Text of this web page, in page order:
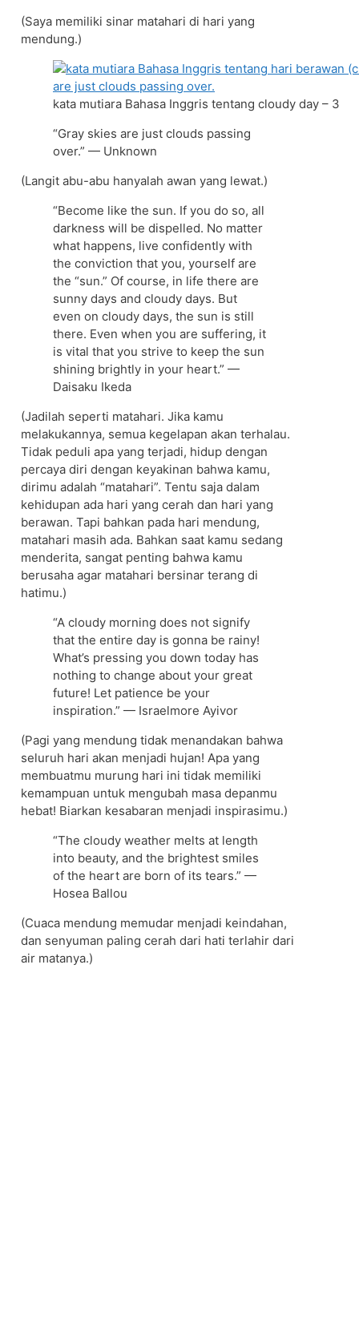
(Saya memiliki sinar matahari di hari yang
mendung.)
kata mutiara Bahasa Inggris tentang cloudy day – 3
“Gray skies are just clouds passing
over.” — Unknown
(Langit abu-abu hanyalah awan yang lewat.)
“Become like the sun. If you do so, all
darkness will be dispelled. No matter
what happens, live confidently with
the conviction that you, yourself are
the “sun.” Of course, in life there are
sunny days and cloudy days. But
even on cloudy days, the sun is still
there. Even when you are suffering, it
is vital that you strive to keep the sun
shining brightly in your heart.” —
Daisaku Ikeda
(Jadilah seperti matahari. Jika kamu
melakukannya, semua kegelapan akan terhalau.
Tidak peduli apa yang terjadi, hidup dengan
percaya diri dengan keyakinan bahwa kamu,
dirimu adalah “matahari”. Tentu saja dalam
kehidupan ada hari yang cerah dan hari yang
berawan. Tapi bahkan pada hari mendung,
matahari masih ada. Bahkan saat kamu sedang
menderita, sangat penting bahwa kamu
berusaha agar matahari bersinar terang di
hatimu.)
“A cloudy morning does not signify
that the entire day is gonna be rainy!
What’s pressing you down today has
nothing to change about your great
future! Let patience be your
inspiration.” — Israelmore Ayivor
(Pagi yang mendung tidak menandakan bahwa
seluruh hari akan menjadi hujan! Apa yang
membuatmu murung hari ini tidak memiliki
kemampuan untuk mengubah masa depanmu
hebat! Biarkan kesabaran menjadi inspirasimu.)
“The cloudy weather melts at length
into beauty, and the brightest smiles
of the heart are born of its tears.” —
Hosea Ballou
(Cuaca mendung memudar menjadi keindahan,
dan senyuman paling cerah dari hati terlahir dari
air matanya.)